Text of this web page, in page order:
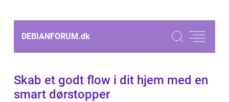
DEBIANFORUM.dk
Skab et godt flow i dit hjem med en
smart dørstopper